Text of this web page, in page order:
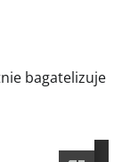
bagatelizuje